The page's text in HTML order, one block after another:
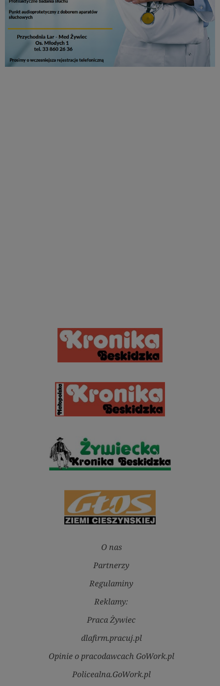
O nas
Partnerzy
Regulaminy
Reklamy:
Praca Żywiec
dlafirm.pracuj.pl
Opinie o pracodawcach GoWork.pl
Policealna.GoWork.pl